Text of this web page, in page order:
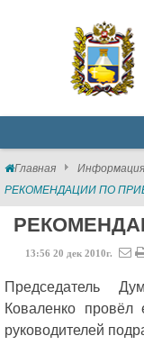
Главная Информация
РЕКОМЕНДАЦИИ ПО
13:56 20 дек 2010г.
Председатель
Коваленко провёл
руководителей